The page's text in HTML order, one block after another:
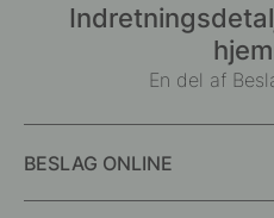
En del af
BESLAG ONLINE